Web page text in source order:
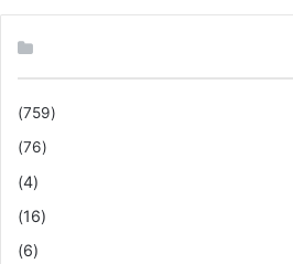
(759)
(76)
(4)
(16)
(6)